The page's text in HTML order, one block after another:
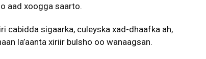
aad xoogga saarto.
cabidda sigaarka, culeyska xad-dhaafka ah,
la’aanta xiriir bulsho oo wanaagsan.